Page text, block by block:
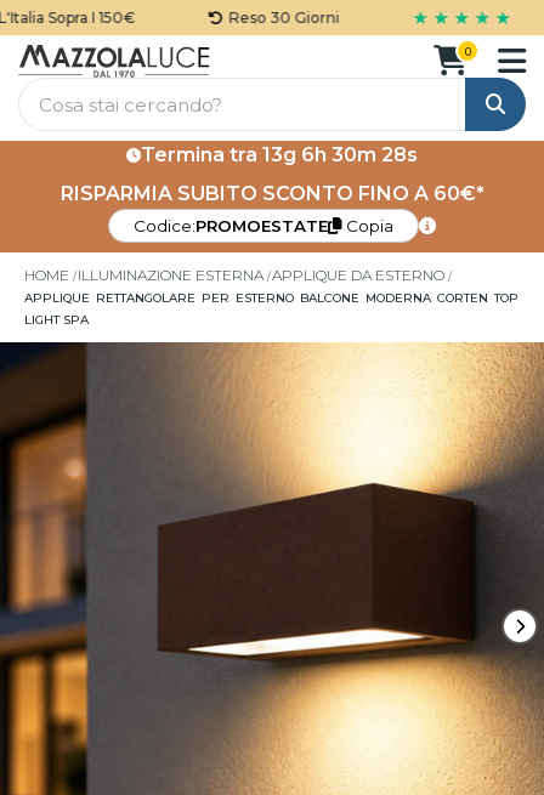
Sopra I 150€ Reso 30 Giorni ★ ★ ★ ★ ★
Cerca
0
Termina tra 13g 6h 30m 28s
RISPARMIA SUBITO SCONTO FINO A 60€*
Codice:PROMOESTATE Copia
HOME ILLUMINAZIONE ESTERNA APPLIQUE DA ESTERNO
APPLIQUE RETTANGOLARE PER ESTERNO BALCONE MODERNA CORTEN TOP
LIGHT SPA